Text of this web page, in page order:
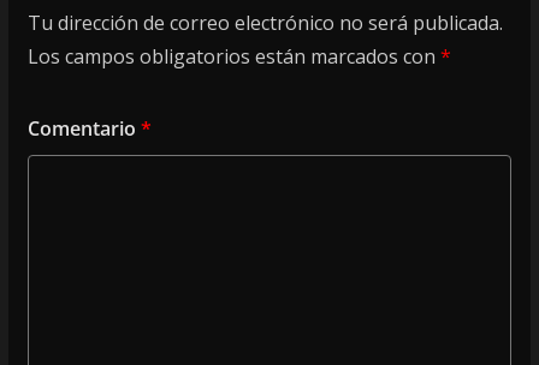
Tu dirección de correo electrónico no será publicada.
Los campos obligatorios están marcados con *
Comentario *